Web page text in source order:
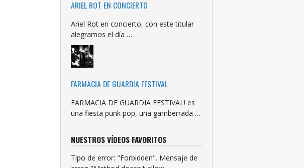
ARIEL ROT EN CONCIERTO
Ariel Rot en concierto, con este titular
alegramos el día …
FARMACIA DE GUARDIA FESTIVAL
FARMACIA DE GUARDIA FESTIVAL! es
una fiesta punk pop, una gamberrada …
NUESTROS VÍDEOS FAVORITOS
Tipo de error: "Forbidden". Mensaje de